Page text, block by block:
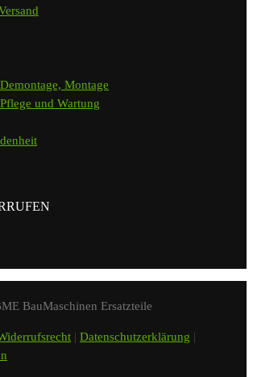
Montage
und Wartung
BauMaschinen Ersatzteile
| Datenschutzerklärung |